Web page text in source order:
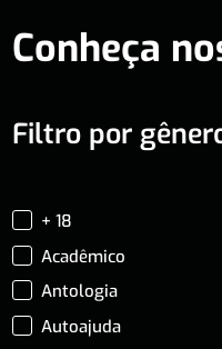
Conheça
Filtro por
+ 18
Acadêmico
Antologia
Autoajuda